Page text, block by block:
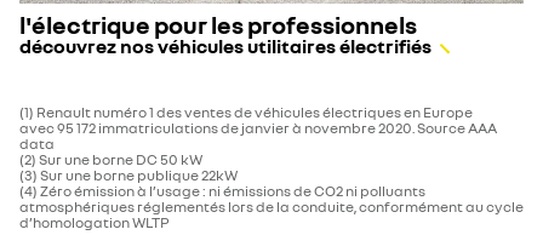
l'électrique pour les professionnels
découvrez nos véhicules utilitaires électrifiés
(1) Renault numéro 1 des ventes de véhicules électriques en Europe
avec 95 172 immatriculations de janvier à novembre 2020. Source AAA
data
(2) Sur une borne DC 50 kW
(3) Sur une borne publique 22kW
(4) Zéro émission à l’usage : ni émissions de CO2 ni polluants
atmosphériques réglementés lors de la conduite, conformément au cycle
d’homologation WLTP